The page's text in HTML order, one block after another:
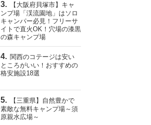
【大阪府貝塚市】キャ
ンプ場「渓流園地」はソロ
キャンパー必見！フリーサ
イトで直火OK！穴場の漆黒
の森キャンプ場
関西のコテージは安い
ところがいい！おすすめの
格安施設18選
【三重県】自然豊かで
素敵な無料キャンプ場～須
原親水広場～